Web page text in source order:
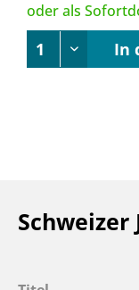
oder als
In
Schweizer